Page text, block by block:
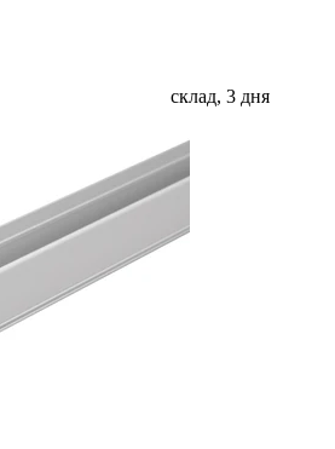
склад, 3 дня